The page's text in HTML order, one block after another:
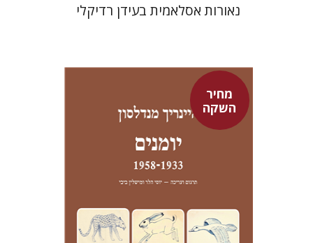
נאורות אסלאמית בעידן רדיקלי
מחיר
השקההיינריך מנדלסון
יוסי הלר
מישלין ביבי